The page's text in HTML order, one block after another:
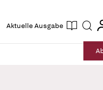
Aktuelle Ausgabe Suche
login